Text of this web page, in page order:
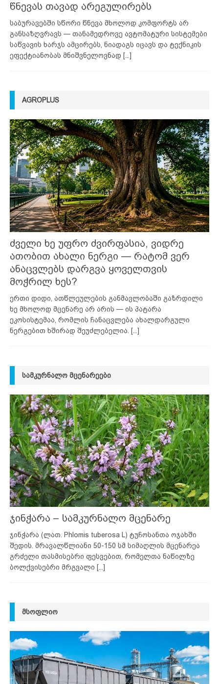
წნევას თავად არეგულირებს
საბურავებში სწორი წნევა მხოლოდ კომფორტს არ
განსაზღვრავს — თანამედროვე ავტომატური სისტემები
საწვავის ხარჯს ამცირებს, ნიადაგს იცავს და ტექნიკის
ეფექტიანობას მნიშვნელოვნად [...]
AGROPLUS
ძველი ხე უფრო ძვირფასია, ვიდრე
ათობით ახალი ნერგი — რატომ ვერ
ანაცვლებს დარგვა ყოველთვის
მოჭრილ ხეს?
ერთი დიდი, ათწლეულების განმავლობაში გაზრდილი
ხე მხოლოდ მცენარე არ არის — ის პატარა
ეკოსისტემაა, რომლის ჩანაცვლება ახალდარგული
ნერგებით ხშირად შეუძლებელია.
[...]
ᲡᲐᲛᲙᲣᲠᲜᲐᲚᲝ ᲛᲪᲔᲜᲐᲠᲔᲔᲑᲘ
ჯინჭარა – სამკურნალო მცენარე
ჯინჭარა (ლათ. Phlomis tuberosa L) ტუჩოსანთა ოჯახში
შედის. მრავალწლიანი 50-150 სმ სიმაღლის მცენარეა
გრძელი თასმისებრი ფესვებით, რომელთა ნაწილზე
ბოლქვისებრი მრგვალი [...]
ᲛᲡᲝᲤᲚᲘᲝ